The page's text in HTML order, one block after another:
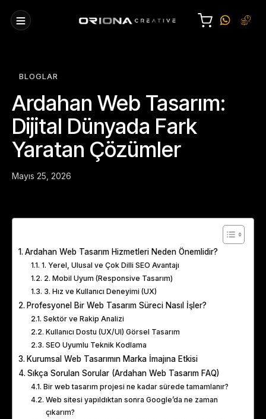
BLOGLAR
Ardahan Web Tasarım:
Dijital Dünyada Fark
Yaratan Çözümler
Mayıs 25, 2026
Ardahan Web Tasarım Hizmetleri Neden Önemlidir?
1. Yerel, Ulusal ve Çok Dilli SEO Avantajı
2. Mobil Uyum (Responsive Tasarım)
3. Hız ve Kullanıcı Deneyimi (UX)
Profesyonel Bir Web Tasarım Süreci Nasıl İşler?
Sektör ve Rakip Analizi
Kullanıcı Dostu (UX/UI) Görsel Tasarım
SEO Uyumlu Teknik Kodlama
Kurumsal Web Tasarımın Marka İmajına Etkisi
Sıkça Sorulan Sorular (Ardahan Web Tasarım FAQ)
Bir web tasarım projesi ne kadar sürede tamamlanır?
Web sitesi yapıldıktan sonra Google’da ne zaman
çıkarım?